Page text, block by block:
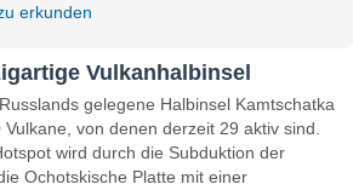
erkunden
Vulkanhalbinsel
gelegene Halbinsel Kamtschatka
von denen derzeit 29 aktiv sind.
wird durch die Subduktion der
Ochotskische Platte mit einer